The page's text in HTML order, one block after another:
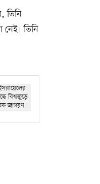
তিনি
নেই। তিনি